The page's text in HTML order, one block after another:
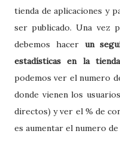
tienda de aplicaciones y
ser publicado. Una vez
debemos hacer un
estadísticas en la
podemos ver el numero
donde vienen los
directos) y ver el % de
es aumentar el numero